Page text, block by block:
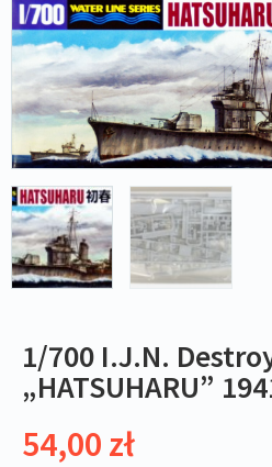
1/700 I.J.N.
„HATSUHARU”
54,00 zł